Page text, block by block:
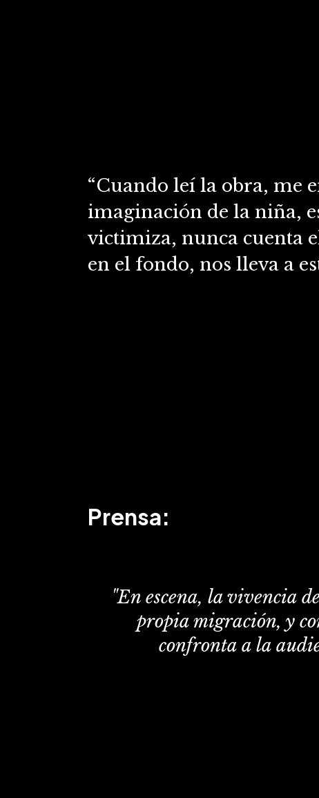
“Cuando leí la obra, me
imaginación de la niña,
victimiza, nunca cuenta
en el fondo, nos lleva a
Prensa:
"En escena, la vivencia
propia migración, y
confronta a la